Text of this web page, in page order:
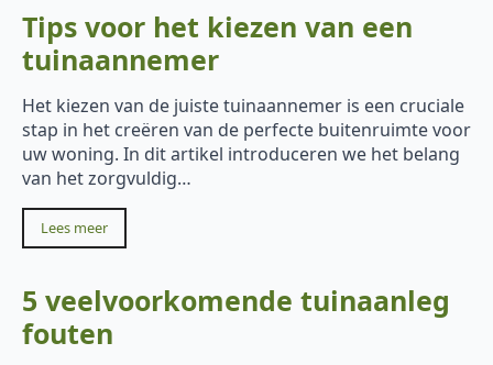
Tips voor het kiezen van een
tuinaannemer
Het kiezen van de juiste tuinaannemer is een cruciale
stap in het creëren van de perfecte buitenruimte voor
uw woning. In dit artikel introduceren we het belang
van het zorgvuldig…
Lees meer
5 veelvoorkomende tuinaanleg
fouten